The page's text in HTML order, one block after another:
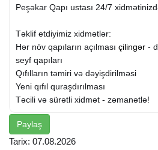
Peşəkar Qapı ustası 24/7
Təklif etdiyimiz xidmətlər:
Hər növ qapıların açılması çilingər -
seyf qapıları
Qıfılların təmiri və dəyişdirilməsi
Yeni qıfıl quraşdırılması
Təcili və sürətli xidmət - zəmanətlə!
Zəng edin, qapınız bir neçə
Paylaş
Tarix: 07.08.2026